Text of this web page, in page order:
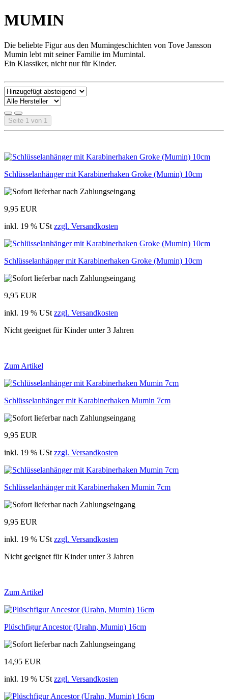
MUMIN
Die beliebte Figur aus den Mumingeschichten von Tove Jansson
Mumin lebt mit seiner Familie im Mumintal.
Ein Klassiker, nicht nur für Kinder.
Seite 1 von 1
Schlüsselanhänger mit Karabinerhaken Groke (Mumin) 10cm
9,95 EUR
inkl. 19 % USt zzgl. Versandkosten
Schlüsselanhänger mit Karabinerhaken Groke (Mumin) 10cm
9,95 EUR
inkl. 19 % USt zzgl. Versandkosten
Nicht geeignet für Kinder unter 3 Jahren
Zum Artikel
Schlüsselanhänger mit Karabinerhaken Mumin 7cm
9,95 EUR
inkl. 19 % USt zzgl. Versandkosten
Schlüsselanhänger mit Karabinerhaken Mumin 7cm
9,95 EUR
inkl. 19 % USt zzgl. Versandkosten
Nicht geeignet für Kinder unter 3 Jahren
Zum Artikel
Plüschfigur Ancestor (Urahn, Mumin) 16cm
14,95 EUR
inkl. 19 % USt zzgl. Versandkosten